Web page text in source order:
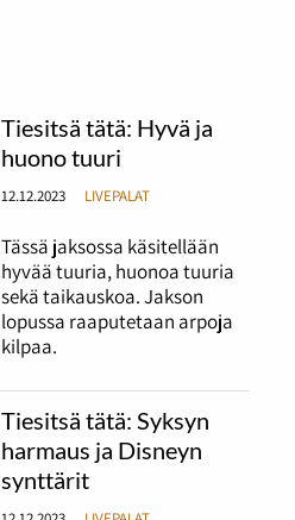
Tiesitsä tätä: Hyvä ja
huono tuuri
12.12.2023 LIVEPALAT
Tässä jaksossa käsitellään
hyvää tuuria, huonoa tuuria
sekä taikauskoa. Jakson
lopussa raaputetaan arpoja
kilpaa.
Tiesitsä tätä: Syksyn
harmaus ja Disneyn
synttärit